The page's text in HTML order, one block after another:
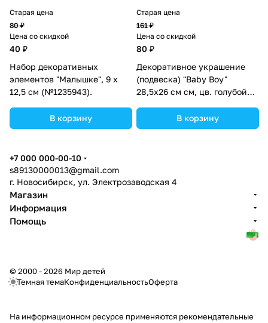
Старая цена
80 ₽
Цена со скидкой
40 ₽
Набор декоративных
элементов "Малышке", 9 х
12,5 см (№1235943).
В корзину
Старая цена
161 ₽
Цена со скидкой
80 ₽
Декоративное украшение
(подвеска) "Baby Boy"
28,5х26 см см, цв. голубой
В корзину
+7 000 000-00-10
s89130000013@gmail.com
г. Новосибирск, ул. Электрозаводская 4
Магазин
Информация
Помощь
© 2000 - 2026 Мир детей
Темная темаКонфиденциальностьОферта
На информационном ресурсе применяются рекомендательные